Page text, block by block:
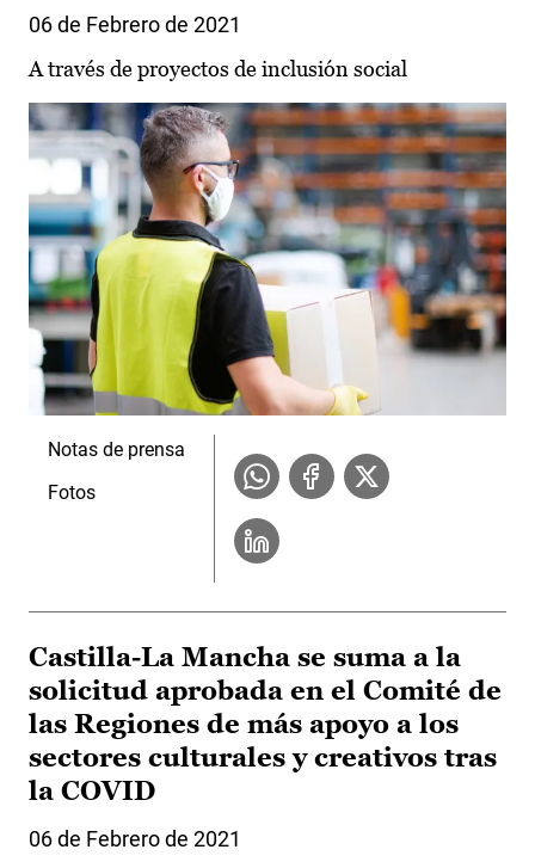
06 de Febrero de 2021
A través de proyectos de inclusión social
Notas de prensa
Fotos
Castilla-La Mancha se suma a la
solicitud aprobada en el Comité de
las Regiones de más apoyo a los
sectores culturales y creativos tras
la COVID
06 de Febrero de 2021